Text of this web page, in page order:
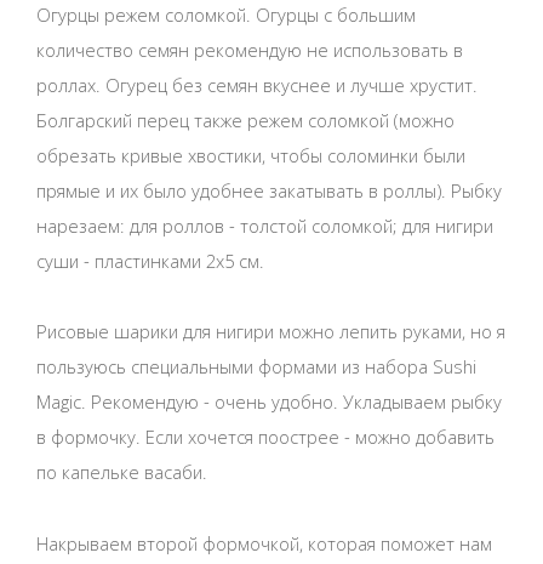
Огурцы режем соломкой. Огурцы с большим
количество семян рекомендую не использовать в
роллах. Огурец без семян вкуснее и лучше хрустит.
Болгарский перец также режем соломкой (можно
обрезать кривые хвостики, чтобы соломинки были
прямые и их было удобнее закатывать в роллы). Рыбку
нарезаем: для роллов - толстой соломкой; для нигири
суши - пластинками 2х5 см.
Рисовые шарики для нигири можно лепить руками, но я
пользуюсь специальными формами из набора Sushi
Magic. Рекомендую - очень удобно. Укладываем рыбку
в формочку. Если хочется поострее - можно добавить
по капельке васаби.
Накрываем второй формочкой, которая поможет нам